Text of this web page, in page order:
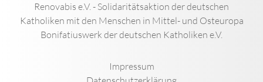
Renovabis e.V. - Solidaritätsaktion der deutschen
Katholiken mit den Menschen in Mittel- und Osteuropa
Bonifatiuswerk der deutschen Katholiken e.V.
Impressum